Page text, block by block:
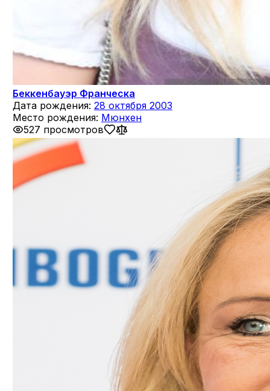
Беккенбауэр Франческа
Дата рождения: 28 октября 2003
Место рождения: Мюнхен
527 просмотров